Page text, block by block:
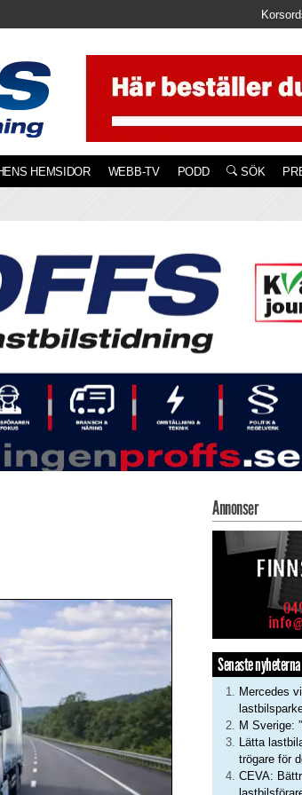
HEMSIDOR WEBB-TV PODD SÖK
Annonser
Senaste nyheterna
Mercedes
M Sverige:
Lätta
trögare för
CEVA: